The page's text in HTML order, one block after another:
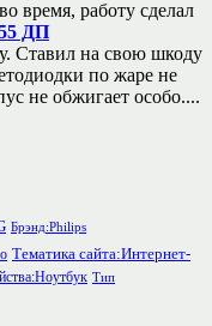
время, работу сделал
ДП
Ставил на свою шкоду
по жаре не
не обжигает особо....
Брэнд:Philips
Тематика сайта:Интернет-
Тип